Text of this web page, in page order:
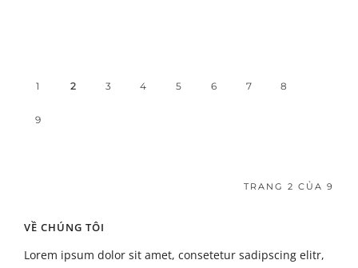
1 2 3 4 5 6 7 8
9
TRANG 2 CỦA 9
VỀ CHÚNG TÔI
Lorem ipsum dolor sit amet, consetetur sadipscing elitr,